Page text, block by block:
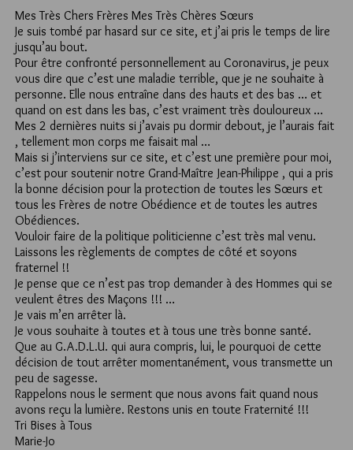
Mes Très Chers Frères Mes Très Chères Sœurs
Je suis tombé par hasard sur ce site, et j’ai pris le temps de lire
jusqu’au bout.
Pour être confronté personnellement au Coronavirus, je peux
vous dire que c’est une maladie terrible, que je ne souhaite à
personne. Elle nous entraîne dans des hauts et des bas … et
quand on est dans les bas, c’est vraiment très douloureux …
Mes 2 dernières nuits si j’avais pu dormir debout, je l’aurais fait
, tellement mon corps me faisait mal …
Mais si j’interviens sur ce site, et c’est une première pour moi,
c’est pour soutenir notre Grand-Maître Jean-Philippe , qui a pris
la bonne décision pour la protection de toutes les Sœurs et
tous les Frères de notre Obédience et de toutes les autres
Obédiences.
Vouloir faire de la politique politicienne c’est très mal venu.
Laissons les règlements de comptes de côté et soyons
fraternel !!
Je pense que ce n’est pas trop demander à des Hommes qui se
veulent êtres des Maçons !!! …
Je vais m’en arrêter là.
Je vous souhaite à toutes et à tous une très bonne santé.
Que au G.A.D.L.U. qui aura compris, lui, le pourquoi de cette
décision de tout arrêter momentanément, vous transmette un
peu de sagesse.
Rappelons nous le serment que nous avons fait quand nous
avons reçu la lumière. Restons unis en toute Fraternité !!!
Tri Bises à Tous
Marie-Jo